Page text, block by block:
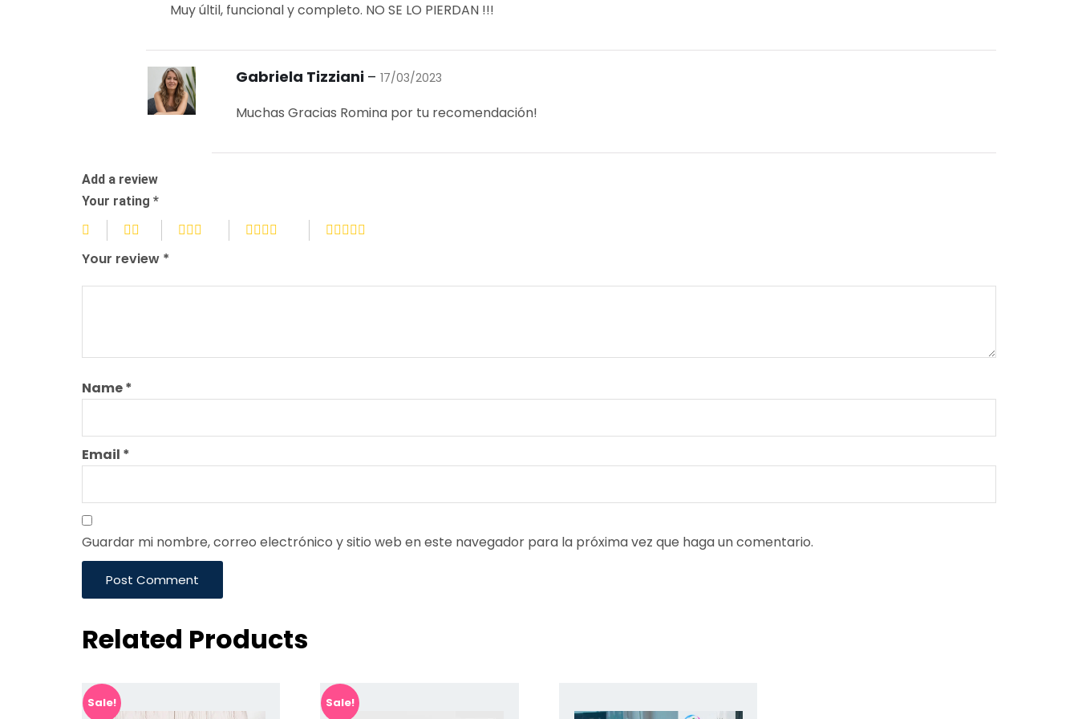
Muy últil, funcional y completo. NO SE LO PIERDAN !!!
Gabriela Tizziani – 17/03/2023
Muchas Gracias Romina por tu recomendación!
Add a review
Your rating *
Your review *
Name*
Email *
Guardar mi nombre, correo electrónico y sitio web en este navegador para la próxima vez que haga un comentario.
Post Comment
Related Products
Sale! Sale!